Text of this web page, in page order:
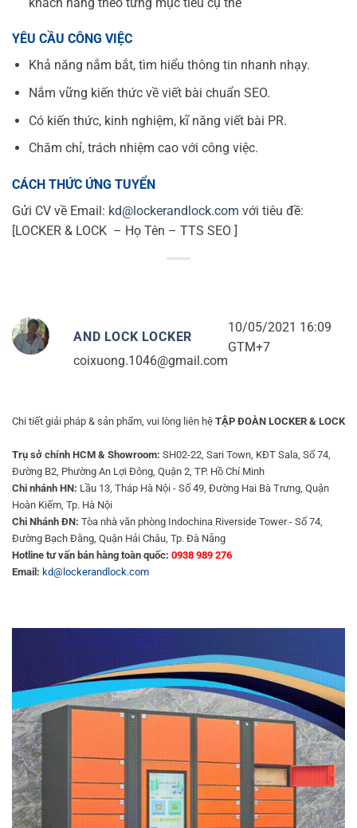
YÊU CẦU CÔNG VIỆC
Khả năng nắm bắt, tìm hiểu thông tin nhanh nhạy.
Nắm vững kiến thức về viết bài chuẩn SEO.
Có kiến thức, kinh nghiệm, kĩ năng viết bài PR.
Chăm chỉ, trách nhiệm cao với công việc.
CÁCH THỨC ỨNG TUYỂN
Gửi CV về Email: kd@lockerandlock.com với tiêu đề:
[LOCKER & LOCK – Họ Tên – TTS SEO ]
AND LOCK LOCKER
coixuong.1046@gmail.com
10/05/2021 16:09
GTM+7
Chi tiết giải pháp & sản phẩm, vui lòng liên hệ TẬP ĐOÀN LOCKER & LOCK
Trụ sở chính HCM & Showroom: SH02-22, Sari Town, KĐT Sala, Số 74,
Đường B2, Phường An Lợi Đông, Quận 2, TP. Hồ Chí Minh
Chi nhánh HN: Lầu 13, Tháp Hà Nội - Số 49, Đường Hai Bà Trưng, Quận
Hoàn Kiếm, Tp. Hà Nội
Chi Nhánh ĐN: Tòa nhà văn phòng Indochina Riverside Tower - Số 74,
Đường Bạch Đằng, Quận Hải Châu, Tp. Đà Nẵng
Hotline tư vấn bán hàng toàn quốc: 0938 989 276
Email: kd@lockerandlock.com